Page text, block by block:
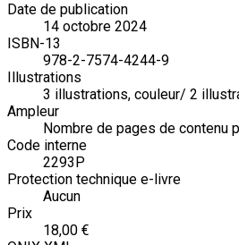
Date de publication
14 octobre 2024
ISBN-13
978-2-7574-4244-9
Illustrations
3 illustrations, couleur/ 2
Ampleur
Nombre de pages de contenu
Code interne
2293P
Protection technique e-livre
Aucun
Prix
18,00 €